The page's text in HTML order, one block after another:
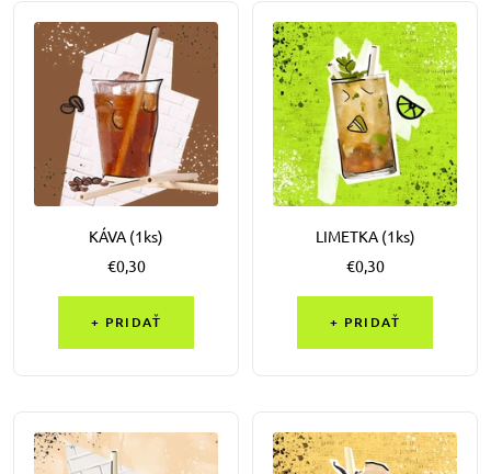
KÁVA (1ks)
Výpredajová
€0,30
+ PRIDAŤ
LIMETKA (1ks)
Výpredajová
€0,30
+ PRIDAŤ